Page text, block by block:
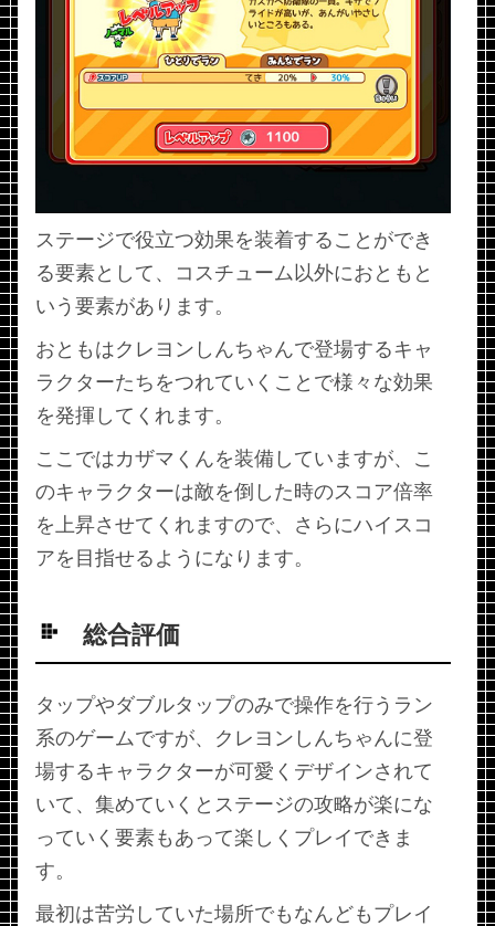
ステージで役立つ効果を装着することができ
る要素として、コスチューム以外におともと
いう要素があります。
おともはクレヨンしんちゃんで登場するキャ
ラクターたちをつれていくことで様々な効果
を発揮してくれます。
ここではカザマくんを装備していますが、こ
のキャラクターは敵を倒した時のスコア倍率
を上昇させてくれますので、さらにハイスコ
アを目指せるようになります。
総合評価
タップやダブルタップのみで操作を行うラン
系のゲームですが、クレヨンしんちゃんに登
場するキャラクターが可愛くデザインされて
いて、集めていくとステージの攻略が楽にな
っていく要素もあって楽しくプレイできま
す。
最初は苦労していた場所でもなんどもプレイ